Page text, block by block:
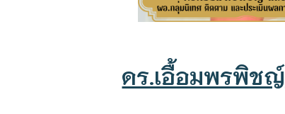
ดร.เอื้อมพรพิช